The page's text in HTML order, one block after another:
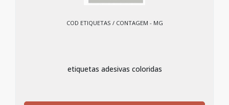
COD ETIQUETAS / CONTAGEM - MG
etiquetas adesivas coloridas